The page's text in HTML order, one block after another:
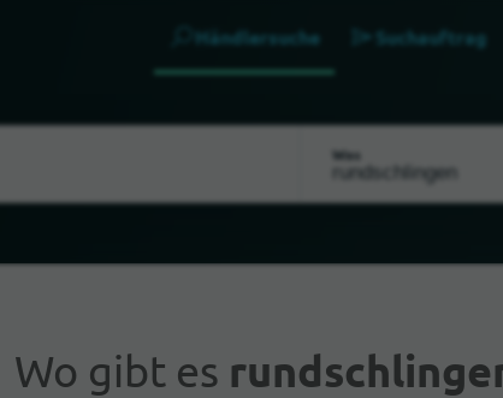
Händlersuche Suchauftrag
Was
Wo gibt es